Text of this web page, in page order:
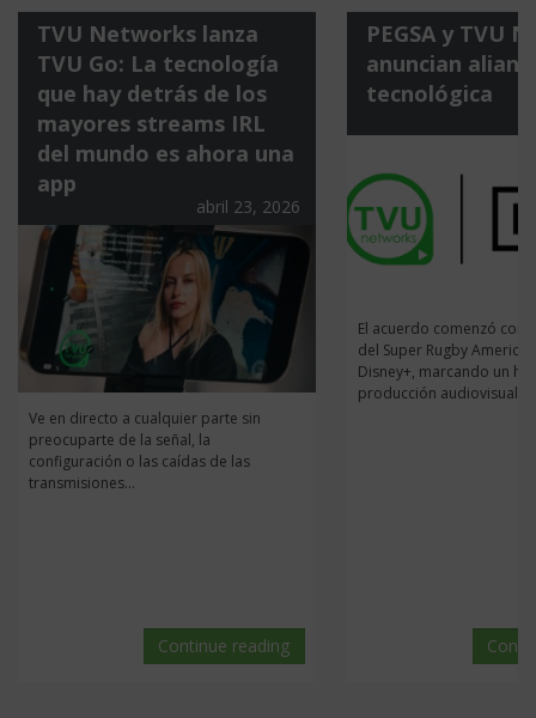
TVU Networks lanza
TVU Go: La tecnología
que hay detrás de los
mayores streams IRL
del mundo es ahora una
app
abril 23, 2026
Ve en directo a cualquier parte sin
preocuparte de la señal, la
configuración o las caídas de las
transmisiones...
Continue reading
PEGSA y TVU
anuncian
tecnológica
El acuerdo comenzó con
del Super Rugby Americas
Disney+, marcando un
producción audiovisual....